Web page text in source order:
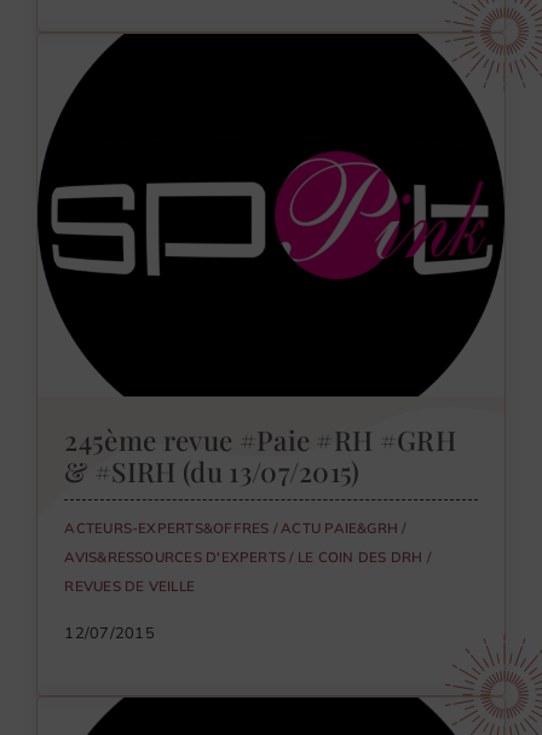
245ème revue #Paie #RH #GRH
& #SIRH (du 13/07/2015)
ACTEURS-EXPERTS&OFFRES /ACTU PAIE&GRH /
AVIS&RESSOURCES D'EXPERTS / LE COIN DES DRH /
REVUES DE VEILLE
12/07/2015